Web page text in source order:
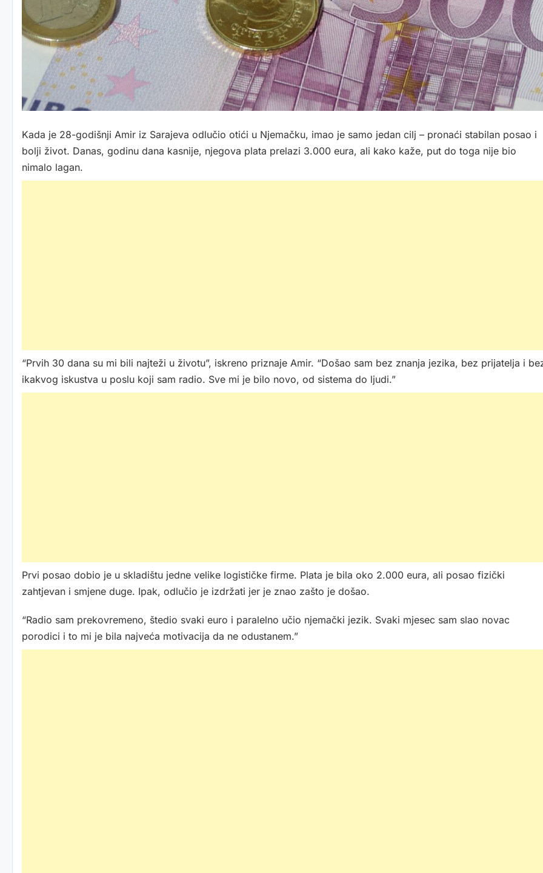
Kada je 28-godišnji Amir iz Sarajeva odlučio otići u Njemačku, imao je samo jedan cilj – pronaći stabilan posao i
bolji život. Danas, godinu dana kasnije, njegova plata prelazi 3.000 eura, ali kako kaže, put do toga nije bio
nimalo lagan.
“Prvih 30 dana su mi bili najteži u životu”, iskreno priznaje Amir. “Došao sam bez znanja jezika, bez prijatelja i
ikakvog iskustva u poslu koji sam radio. Sve mi je bilo novo, od sistema do ljudi.”
Prvi posao dobio je u skladištu jedne velike logističke firme. Plata je bila oko 2.000 eura, ali posao fizički
zahtjevan i smjene duge. Ipak, odlučio je izdržati jer je znao zašto je došao.
“Radio sam prekovremeno, štedio svaki euro i paralelno učio njemački jezik. Svaki mjesec sam slao novac
porodici i to mi je bila najveća motivacija da ne odustanem.”